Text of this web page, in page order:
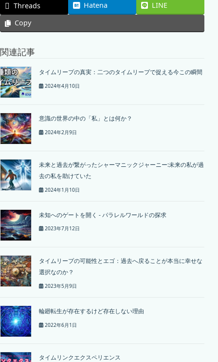
Threads
Hatena
LINE
Copy
関連記事
タイムリープの真実：二つのタイムリープで捉える今この瞬間
2024年4月10日
意識の世界の中の「私」とは何か？
2024年2月9日
未来と過去が繋がったシャーマニックジャーニー:未来の私が過
去の私を助けていた
2024年1月10日
未知へのゲートを開く - パラレルワールドの探求
2023年7月12日
タイムリープの可能性とエゴ：過去へ戻ることが本当に幸せな
選択なのか？
2023年5月9日
輪廻転生が存在するけど存在しない理由
2022年6月1日
タイムリンクエクスペリエンス